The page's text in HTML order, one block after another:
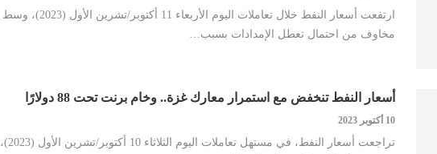
ارتفعت أسعار النفط خلال تعاملات اليوم الأربعاء 11 أكتوبر/تشرين الأول (2023)، وسط
مخاوف من احتمال تعطل الإمدادات بسبب…
أسعار النفط تنخفض مع استمرار معارك غزة.. وخام برنت تحت 88 دولارًا
10 أكتوبر 2023
تراجعت أسعار النفط، في مستهل تعاملات اليوم الثلاثاء 10 أكتوبر/تشرين الأول (2023)،